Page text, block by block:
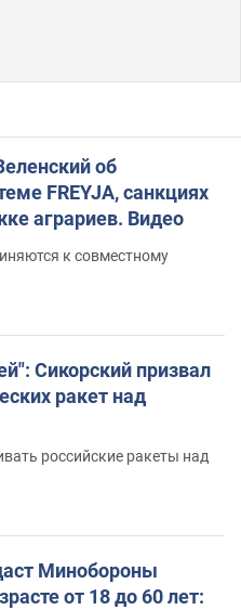
об
FREYJA, санкциях
аграриев. Видео
к совместному
Сикорский призвал
ракет над
российские ракеты над
Минобороны
от 18 до 60 лет: